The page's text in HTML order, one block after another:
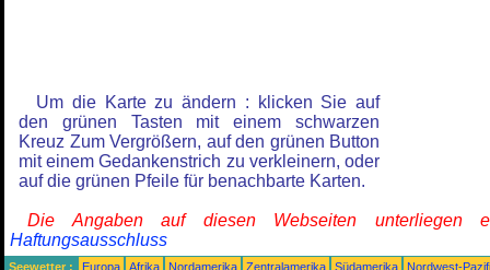
Um die Karte zu ändern : klicken Sie auf
den grünen Tasten mit einem schwarzen
Kreuz Zum Vergrößern, auf den grünen Button
mit einem Gedankenstrich zu verkleinern, oder
auf die grünen Pfeile für benachbarte Karten.
Die Angaben auf diesen Webseiten unterliegen
Haftungsausschluss
Seewetter : Europa Afrika Nordamerika Zentralamerika Südamerika
Nordwest-